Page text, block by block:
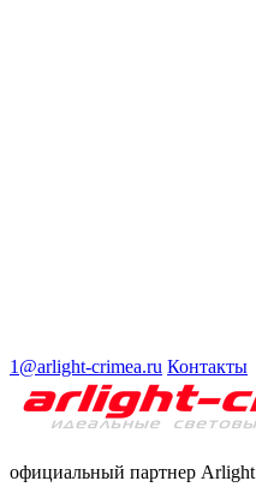
1@arlight-crimea.ru Контакты
официальный партнер Arlight